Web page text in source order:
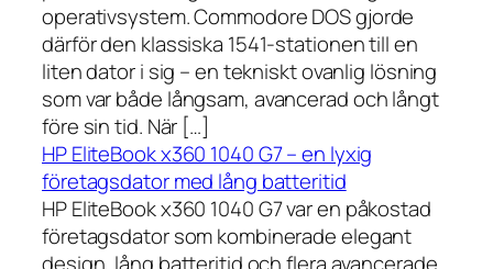
operativsystem. Commodore DOS gjorde
därför den klassiska 1541-stationen till en
liten dator i sig – en tekniskt ovanlig lösning
som var både långsam, avancerad och långt
före sin tid. När […]
HP EliteBook x360 1040 G7 – en lyxig
företagsdator med lång batteritid
HP EliteBook x360 1040 G7 var en påkostad
företagsdator som kombinerade elegant